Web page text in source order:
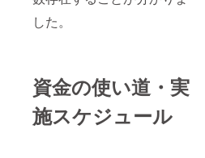
した。
資金の使い道・実
施スケジュール